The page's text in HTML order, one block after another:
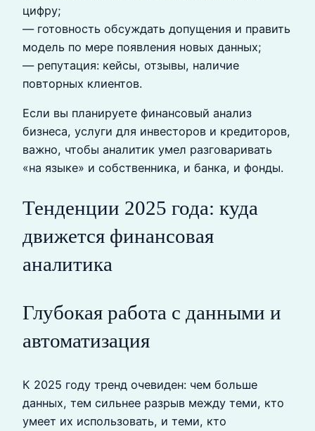
цифру;
— готовность обсуждать допущения и править
модель по мере появления новых данных;
— репутация: кейсы, отзывы, наличие
повторных клиентов.
Если вы планируете финансовый анализ
бизнеса, услуги для инвесторов и кредиторов,
важно, чтобы аналитик умел разговаривать
«на языке» и собственника, и банка, и фонды.
Тенденции 2025 года: куда
движется финансовая
аналитика
Глубокая работа с данными и
автоматизация
К 2025 году тренд очевиден: чем больше
данных, тем сильнее разрыв между теми, кто
умеет их использовать, и теми, кто